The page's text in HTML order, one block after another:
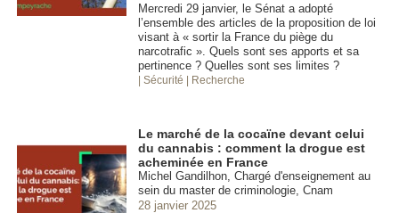
Mercredi 29 janvier, le Sénat a adopté
l’ensemble des articles de la proposition de loi
visant à « sortir la France du piège du
narcotrafic ». Quels sont ses apports et sa
pertinence ? Quelles sont ses limites ?
| Sécurité | Recherche
Le marché de la cocaïne devant celui
du cannabis : comment la drogue est
acheminée en France
Michel Gandilhon, Chargé d'enseignement au
sein du master de criminologie, Cnam
28 janvier 2025